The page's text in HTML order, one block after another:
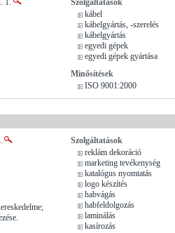
kábel
kábelgyártás, -szerelés
kábelgyártás
egyedi gépek
egyedi gépek gyártása
Minősítések
ISO 9001:2000
Szolgáltatások
reklám dekoráció
marketing tevékenység
katalógus nyomtatás
logo készítés
habvágás
habfeldolgozás
laminálás
kasírozás